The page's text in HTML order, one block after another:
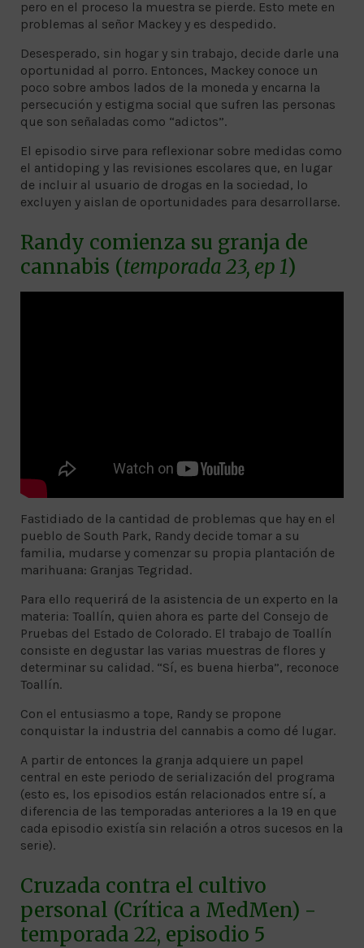
pero en el proceso la muestra se pierde. Esto mete en
problemas al señor Mackey y es despedido.
Desesperado, sin hogar y sin trabajo, decide darle una
oportunidad al porro. Entonces, Mackey conoce un
poco sobre ambos lados de la moneda y encarna la
persecución y estigma social que sufren las personas
que son señaladas como “adictos”.
El episodio sirve para reflexionar sobre medidas como
el antidoping y las revisiones escolares que, en lugar
de incluir al usuario de drogas en la sociedad, lo
excluyen y aislan de oportunidades para desarrollarse.
Randy comienza su granja de
cannabis (temporada 23, ep 1)
Fastidiado de la cantidad de problemas que hay en el
pueblo de South Park, Randy decide tomar a su
familia, mudarse y comenzar su propia plantación de
marihuana: Granjas Tegridad.
Para ello requerirá de la asistencia de un experto en la
materia: Toallín, quien ahora es parte del Consejo de
Pruebas del Estado de Colorado. El trabajo de Toallín
consiste en degustar las varias muestras de flores y
determinar su calidad. “Sí, es buena hierba”, reconoce
Toallín.
Con el entusiasmo a tope, Randy se propone
conquistar la industria del cannabis a como dé lugar.
A partir de entonces la granja adquiere un papel
central en este periodo de serialización del programa
(esto es, los episodios están relacionados entre sí, a
diferencia de las temporadas anteriores a la 19 en que
cada episodio existía sin relación a otros sucesos en la
serie).
Cruzada contra el cultivo
personal (Crítica a MedMen) -
temporada 22, episodio 5